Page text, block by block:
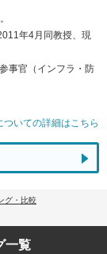
年4月同教授、現
事官（インフラ・防
いての詳細はこちら
グ・比較
一覧